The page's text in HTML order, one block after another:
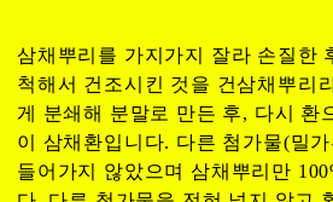
삼채뿌리를 가지가지 잘라 손질한
척해서 건조시킨 것을 건삼채뿌리
게 분쇄해 분말로 만든 후, 다시 환
이 삼채환입니다. 다른 첨가물(밀
들어가지 않았으며 삼채뿌리만